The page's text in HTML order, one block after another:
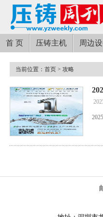
首 页 压铸主机 周边
当前位置： 首页 > 攻略